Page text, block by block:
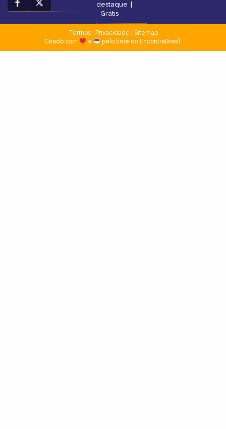
destaque
Grátis
Termos| Privacidade
Sitemap
Criado com
e pelo time do EncontraBrasil